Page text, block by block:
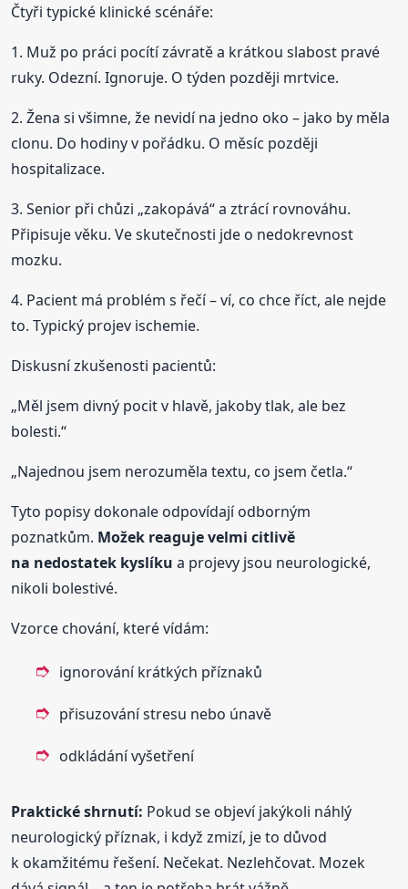
Čtyři typické klinické scénáře:
1. Muž po práci pocítí závratě a krátkou slabost pravé
ruky. Odezní. Ignoruje. O týden později mrtvice.
2. Žena si všimne, že nevidí na jedno oko – jako by měla
clonu. Do hodiny v pořádku. O měsíc později
hospitalizace.
3. Senior při chůzi „zakopává“ a ztrácí rovnováhu.
Připisuje věku. Ve skutečnosti jde o nedokrevnost
mozku.
4. Pacient má problém s řečí – ví, co chce říct, ale nejde
to. Typický projev ischemie.
Diskusní zkušenosti pacientů:
„Měl jsem divný pocit v hlavě, jakoby tlak, ale bez
bolesti.“
„Najednou jsem nerozuměla textu, co jsem četla.“
Tyto popisy dokonale odpovídají odborným
poznatkům. Možek reaguje velmi citlivě
na nedostatek kyslíku a projevy jsou neurologické,
nikoli bolestivé.
Vzorce chování, které vídám:
ignorování krátkých příznaků
přisuzování stresu nebo únavě
odkládání vyšetření
Praktické shrnutí: Pokud se objeví jakýkoli náhlý
neurologický příznak, i když zmizí, je to důvod
k okamžitému řešení. Nečekat. Nezlehčovat. Mozek